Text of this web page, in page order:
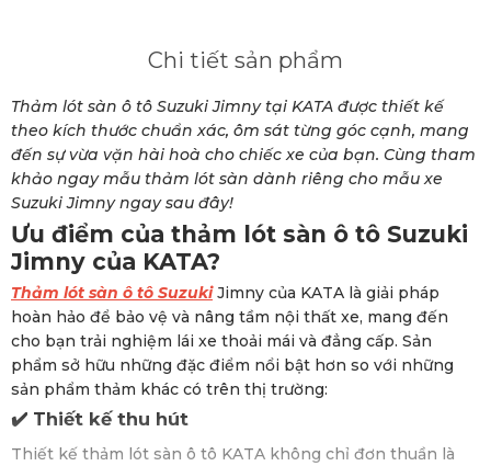
Chi tiết sản phẩm
Thảm lót sàn ô tô Suzuki Jimny tại KATA được thiết kế
theo kích thước chuẩn xác, ôm sát từng góc cạnh, mang
đến sự vừa vặn hài hoà cho chiếc xe của bạn. Cùng tham
khảo ngay mẫu thảm lót sàn dành riêng cho mẫu xe
Suzuki Jimny ngay sau đây!
Ưu điểm của thảm lót sàn ô tô Suzuki
Jimny của KATA?
Thảm lót sàn ô tô SuzukiJimny của KATA là giải pháp
hoàn hảo để bảo vệ và nâng tầm nội thất xe, mang đến
cho bạn trải nghiệm lái xe thoải mái và đẳng cấp. Sản
phẩm sở hữu những đặc điểm nổi bật hơn so với những
sản phẩm thảm khác có trên thị trường:
✔️ Thiết kế thu hút
Thiết kế thảm lót sàn ô tô KATA không chỉ đơn thuần là